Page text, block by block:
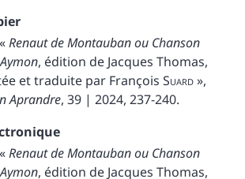
Renaut de Montauban ou Chanson
, édition de Jacques Thomas,
et traduite par François Suard»,
Aprandre, 39 | 2024, 237-240.
Renaut de Montauban ou Chanson
, édition de Jacques Thomas,